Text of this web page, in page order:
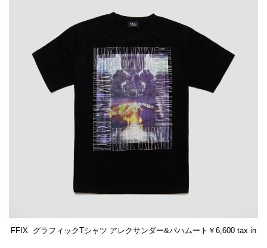
FFIX グラフィックTシャツ アレクサンダー&バハムート￥6,600 tax in